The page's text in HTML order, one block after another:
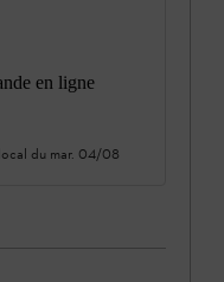
en ligne
du mar. 04/08